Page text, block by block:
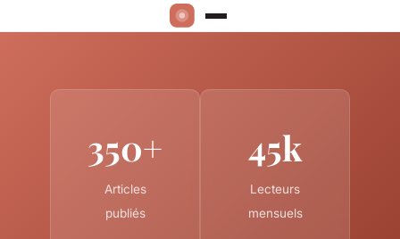
350+
Articles
publiés
45k
Lecteurs
mensuels